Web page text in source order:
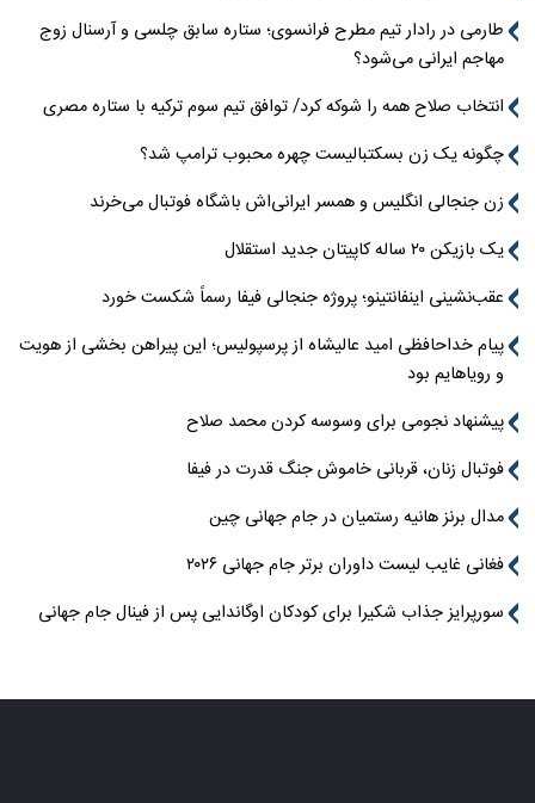
طارمی در رادار تیم مطرح فرانسوی؛ ستاره سابق چلسی و آرسنال زوج
مهاجم ایرانی می‌شود؟
انتخاب صلاح همه را شوکه کرد/ توافق تیم سوم ترکیه با ستاره مصری
چگونه یک زن بسکتبالیست چهره محبوب ترامپ شد؟
زن جنجالی انگلیس و همسر ایرانی‌اش باشگاه فوتبال می‌خرند
یک بازیکن ۲۰ ساله کاپیتان جدید استقلال
عقب‌نشینی اینفانتینو؛ پروژه جنجالی فیفا رسماً شکست خورد
پیام خداحافظی امید عالیشاه از پرسپولیس؛ این پیراهن بخشی از هویت
و رویاهایم بود
پیشنهاد نجومی برای وسوسه کردن محمد صلاح
فوتبال زنان، قربانی خاموش جنگ قدرت در فیفا
مدال برنز هانیه رستمیان در جام جهانی چین
فغانی غایب لیست داوران برتر جام جهانی ۲۰۲۶
سورپرایز جذاب شکیرا برای کودکان اوگاندایی پس از فینال جام جهانی